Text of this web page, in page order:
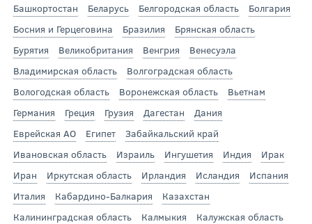
Башкортостан
Беларусь Белгородская область
Болгария
Босния и Герцеговина
Бразилия
Брянская область
Бурятия
Великобритания Венгрия
Венесуэла
Владимирская область
Волгоградская область
Вологодская область
Воронежская область
Вьетнам
Германия
Греция Грузия Дагестан
Дания
Еврейская АО
Египет
Забайкальский край
Ивановская область
Израиль Ингушетия Индия
Ирак
Иран
Иркутская область Ирландия Исландия
Испания
Италия
Кабардино-Балкария
Казахстан
Калининградская область
Калмыкия
Калужская область